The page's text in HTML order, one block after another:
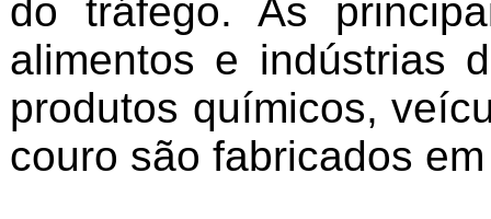
do tráfego. As
alimentos e indústrias
produtos químicos,
couro são fabricados